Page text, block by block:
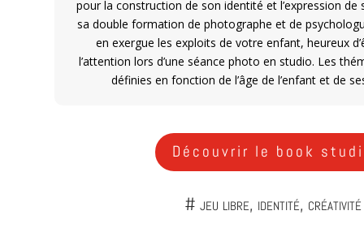
pour la construction de son identité et l’expression de
sa double formation de photographe et de
en exergue les exploits de votre enfant, heureux
l’attention lors d’une séance photo en studio. Les
définies en fonction de l’âge de l’enfant et de
Découvrir le book
# jeu libre, identité, créativité